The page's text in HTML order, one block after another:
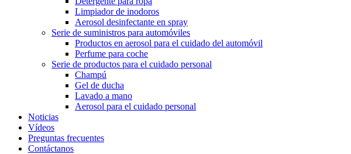
Limpiador de inodoros
Aerosol desinfectante en spray
Serie de suministros para automóviles
Productos en aerosol para el cuidado del automóvil
Perfume para coche
Serie de productos para el cuidado personal
Champú
Gel de ducha
Lavado a mano
Aerosol para el cuidado personal
Noticias
Vídeos
Preguntas frecuentes
Contáctanos